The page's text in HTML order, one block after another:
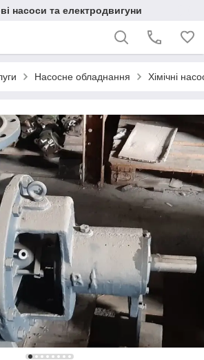
насоси та електродвигуни
Насосне обладнання Хімічні